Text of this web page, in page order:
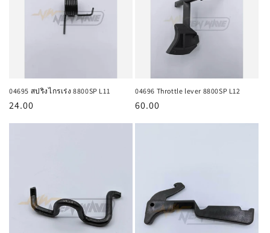
04695 สปริงไกรเร่ง 8800SP L11
ราคา
ปกติ
24.00
04696 Throttle lever 8800SP L12
ราคา
ปกติ
60.00